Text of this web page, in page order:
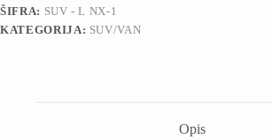
ŠIFRA: SUV - L NX-1
KATEGORIJA: SUV/VAN
Opis